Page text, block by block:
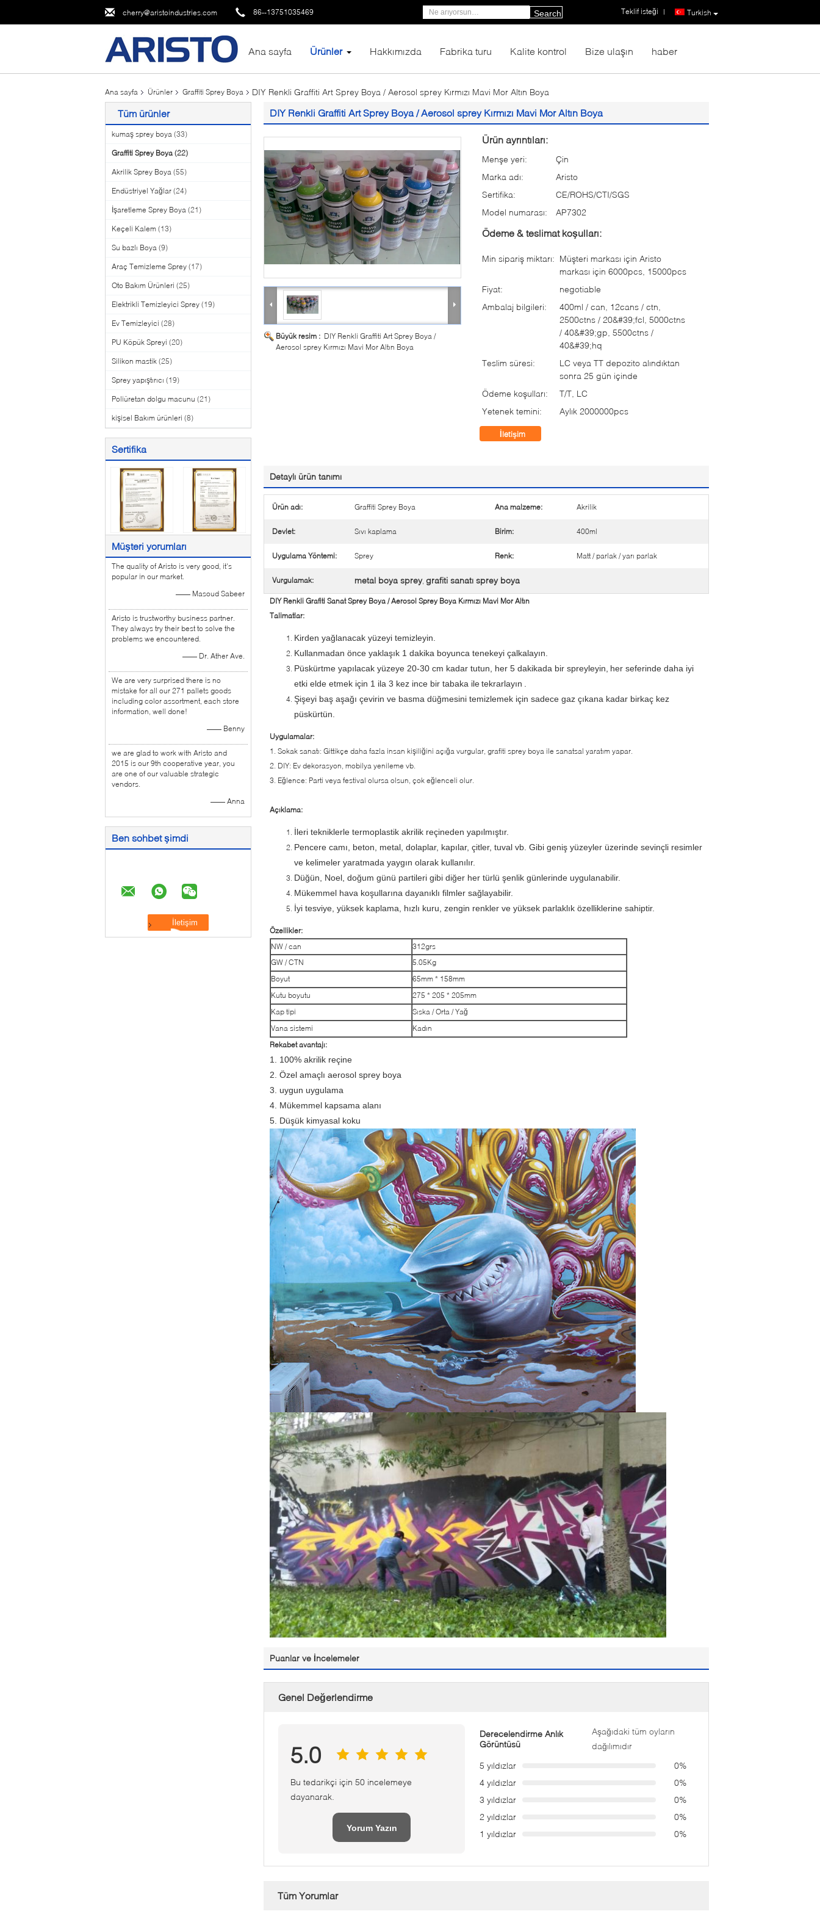
cherry@aristoindustries.com 86--13751035469 Turkish
Teklif isteği |
Search
Ana sayfa Ürünler Hakkımızda Fabrika turu Kalite kontrol Bize ulaşın haber
Ana sayfa Ürünler Graffiti Sprey Boya DIY Renkli Graffiti Art Sprey Boya / Aerosol sprey Kırmızı Mavi Mor Altın Boya
Tüm ürünler
kumaş sprey boya (33)
Graffiti Sprey Boya (22)
Akrilik Sprey Boya (55)
Endüstriyel Yağlar (24)
İşaretleme Sprey Boya (21)
Keçeli Kalem (13)
Su bazlı Boya (9)
Araç Temizleme Sprey (17)
Oto Bakım Ürünleri (25)
Elektrikli Temizleyici Sprey (19)
Ev Temizleyici (28)
PU Köpük Spreyi (20)
Silikon mastik (25)
Sprey yapıştırıcı (19)
Poliüretan dolgu macunu (21)
kişisel Bakım ürünleri (8)
Sertifika
Müşteri yorumları
The quality of Aristo is very good, it's
popular in our market.
—— Masoud Sabeer
Aristo is trustworthy business partner.
They always try their best to solve the
problems we encountered.
—— Dr. Ather Ave.
We are very surprised there is no
mistake for all our 271 pallets goods
including color assortment, each store
information, well done!
—— Benny
we are glad to work with Aristo and
2015 is our 9th cooperative year, you
are one of our valuable strategic
vendors.
—— Anna
Ben sohbet şimdi
DIY Renkli Graffiti Art Sprey Boya / Aerosol sprey Kırmızı Mavi Mor Altın Boya
Büyük resim : DIY Renkli Graffiti Art Sprey Boya /
Aerosol sprey Kırmızı Mavi Mor Altın Boya
Ürün ayrıntıları:
Menşe yeri:
Çin
Marka adı:
Aristo
Sertifika:
CE/ROHS/CTI/SGS
Model numarası:
AP7302
Ödeme & teslimat koşulları:
Min sipariş miktarı: Müşteri markası için Aristo
markası için 6000pcs, 15000pcs
Fiyat:
negotiable
Ambalaj bilgileri:
400ml / can, 12cans / ctn,
2500ctns / 20&#39;fcl, 5000ctns
/ 40&#39;gp, 5500ctns /
40&#39;hq
Teslim süresi:
LC veya TT depozito alındıktan
sonra 25 gün içinde
Ödeme koşulları:
T/T, LC
Yetenek temini:
Aylık 2000000pcs
İletişim
Detaylı ürün tanımı
Ürün adı: Graffiti Sprey Boya Ana malzeme: Akrilik
Devlet: Sıvı kaplama Birim: 400ml
Uygulama Yöntemi: Sprey Renk: Matt / parlak / yarı parlak
Vurgulamak: metal boya sprey, grafiti sanatı sprey boya
DIY Renkli Grafiti Sanat Sprey Boya / Aerosol Sprey Boya Kırmızı Mavi Mor Altın
Talimatlar:
Kirden yağlanacak yüzeyi temizleyin.
Kullanmadan önce yaklaşık 1 dakika boyunca tenekeyi çalkalayın.
Püskürtme yapılacak yüzeye 20-30 cm kadar tutun, her 5 dakikada bir spreyleyin, her seferinde daha iyi
etki elde etmek için 1 ila 3 kez ince bir tabaka iletekrarlayın
Şişeyi baş aşağı çevirin ve basma düğmesini temizlemek için sadece gaz çıkana kadar birkaç kez
püskürtün.
Uygulamalar:
1. Sokak sanatı: Gittikçe daha fazla insan kişiliğini açığa vurgular, grafiti sprey boya ile sanatsal yaratım yapar.
2. DIY: Ev dekorasyon, mobilya yenileme vb.
3. Eğlence: Parti veya festival olursa olsun, çok eğlenceli olur.
Açıklama:
İleri tekniklerle termoplastik akrilik reçineden yapılmıştır.
Pencere camı, beton, metal, dolaplar, kapılar, çitler, tuval vb. Gibi geniş yüzeyler üzerinde sevinçli resimler
ve kelimeler yaratmada yaygın olarak kullanılır.
Düğün, Noel, doğum günü partileri gibi diğer her türlü şenlik günlerinde uygulanabilir.
Mükemmel hava koşullarına dayanıklı filmler sağlayabilir.
İyi tesviye, yüksek kaplama, hızlı kuru, zengin renkler ve yüksek parlaklık özelliklerine sahiptir.
Özellikler:
NW / can
312grs
GW / CTN
5.05Kg
Boyut
65mm * 158mm
Kutu boyutu
275 * 205 * 205mm
Kap tipi
Sıska / Orta / Yağ
Vana sistemi
Kadın
Rekabet avantajı:
1. 100% akrilik reçine
2. Özel amaçlı aerosol sprey boya
3. uygun uygulama
4. Mükemmel kapsama alanı
5. Düşük kimyasal koku
Puanlar ve İncelemeler
Genel Değerlendirme
5.0
Bu tedarikçi için 50 incelemeye
dayanarak.
Yorum Yazın
Derecelendirme Anlık
Görüntüsü
Aşağıdaki tüm oyların
dağılımıdır
5 yıldızlar
0%
4 yıldızlar
0%
3 yıldızlar
0%
2 yıldızlar
0%
1 yıldızlar
0%
Tüm Yorumlar